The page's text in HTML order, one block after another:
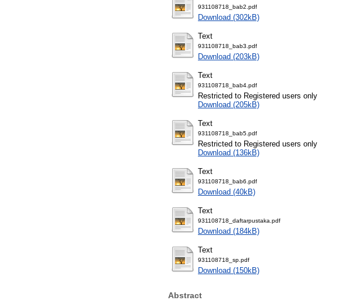
931108718_bab2.pdf
Download (302kB)
Text
931108718_bab3.pdf
Download (203kB)
Text
931108718_bab4.pdf
Restricted to Registered users only
Download (205kB)
Text
931108718_bab5.pdf
Restricted to Registered users only
Download (136kB)
Text
931108718_bab6.pdf
Download (40kB)
Text
931108718_daftarpustaka.pdf
Download (184kB)
Text
931108718_sp.pdf
Download (150kB)
Abstract